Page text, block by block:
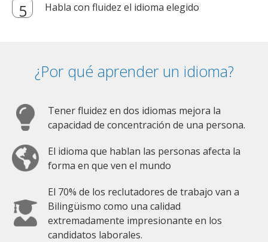
Habla con fluidez el idioma elegido
¿Por qué aprender un idioma?
Tener fluidez en dos idiomas mejora la
capacidad de concentración de una persona.
El idioma que hablan las personas afecta la
forma en que ven el mundo
El 70% de los reclutadores de trabajo van a
Bilingüismo como una calidad
extremadamente impresionante en los
candidatos laborales.